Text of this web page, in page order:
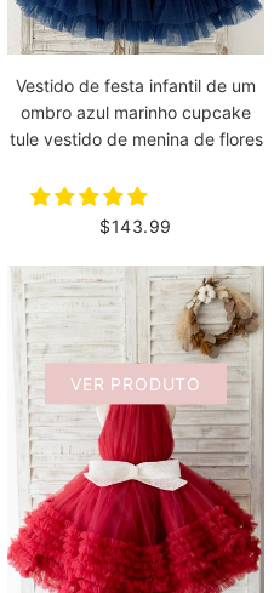
Vestido de festa infantil de um
ombro azul marinho cupcake
tule vestido de menina de flores
$143.99
VER PRODUTO